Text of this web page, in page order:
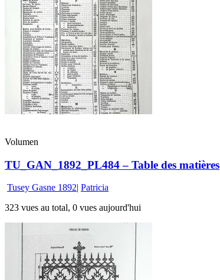
Volumen
TU_GAN_1892_PL484 – Table des matières
Tusey Gasne 1892| Patricia
323 vues au total, 0 vues aujourd'hui